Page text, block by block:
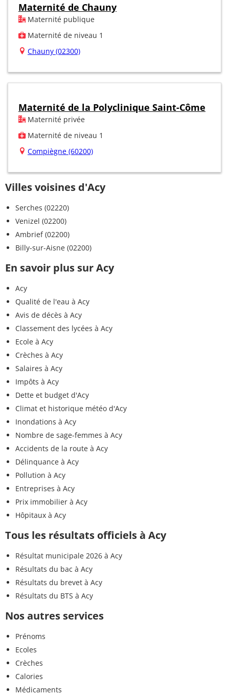
Maternité de Chauny
Maternité publique
Maternité de niveau 1
Chauny (02300)
Maternité de la Polyclinique Saint-Côme
Maternité privée
Maternité de niveau 1
Compiègne (60200)
Villes voisines d'Acy
Serches (02220)
Venizel (02200)
Ambrief (02200)
Billy-sur-Aisne (02200)
En savoir plus sur Acy
Acy
Qualité de l'eau à Acy
Avis de décès à Acy
Classement des lycées à Acy
Ecole à Acy
Crèches à Acy
Salaires à Acy
Impôts à Acy
Dette et budget d'Acy
Climat et historique météo d'Acy
Inondations à Acy
Nombre de sage-femmes à Acy
Accidents de la route à Acy
Délinquance à Acy
Pollution à Acy
Entreprises à Acy
Prix immobilier à Acy
Hôpitaux à Acy
Tous les résultats officiels à Acy
Résultat municipale 2026 à Acy
Résultats du bac à Acy
Résultats du brevet à Acy
Résultats du BTS à Acy
Nos autres services
Prénoms
Ecoles
Crèches
Calories
Médicaments